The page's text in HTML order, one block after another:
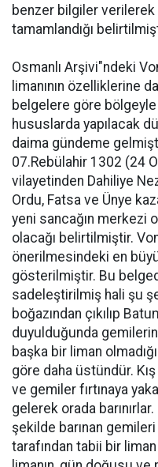
benzer bilgiler verilerek
tamamlandığı
Osmanlı Arşivi"ndeki
limanının özelliklerine
belgelere göre
hususlarda yapılacak
daima gündeme
07.Rebülahir 1302 (24
vilayetinden Dahiliye
Ordu, Fatsa ve Ünye
yeni sancağın merkezi
olacağı belirtilmiştir.
önerilmesindeki en
gösterilmiştir. Bu
sadeleştirilmiş hali şu
boğazından çıkılıp
duyulduğunda gemilerin
başka bir liman
göre daha üstündür.
ve gemiler fırtınaya
gelerek orada
şekilde barınan
tarafından tabii bir